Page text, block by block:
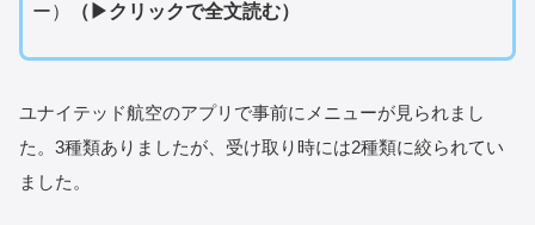
ー）
（▶クリックで全文読む）
ユナイテッド航空のアプリで事前にメニューが見られまし
た。3種類ありましたが、受け取り時には2種類に絞られてい
ました。